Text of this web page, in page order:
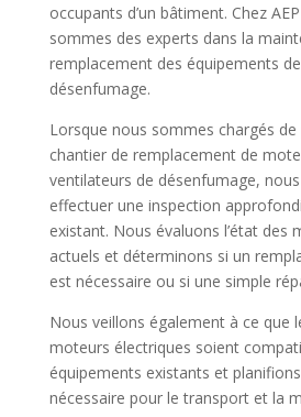
occupants d’un bâtiment. Chez
sommes des experts dans la
remplacement des équipements
désenfumage.
Lorsque nous sommes chargés de
chantier de remplacement de
ventilateurs de désenfumage,
effectuer une inspection
existant. Nous évaluons l’état des
actuels et déterminons si un
est nécessaire ou si une simple
Nous veillons également à ce que
moteurs électriques soient
équipements existants et
nécessaire pour le transport et la